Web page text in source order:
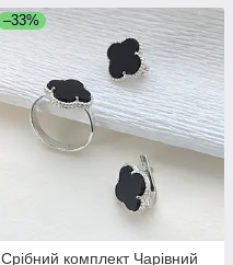
–33%
Срібний комплект Чарівний